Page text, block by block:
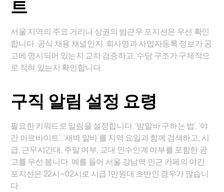
트
서울 지역의 주요 거리나 상권의 밤근무 포지션은 우선 확인
합니다. 공식 채용 채널인지, 회사명과 사업자등록 정보가 공
고에 명시되어 있는지 교차 검증하고, 수당 구조가 구체적으
로 적혀 있는지 확인합니다.
구직 알림 설정 요령
필요한 키워드로 알림을 설정합니다. ‘밤알바 구하는 법’, ‘야
간 아르바이트’, ‘새벽 알바’를 지역·요일과 함께 검색하고, 시
급, 근무시간대, 주말 여부, 교대 인수인계 여부를 포함한 공
고를 우선 봅니다. 예를 들어 서울 강남역 인근 카페의 야간
포지션은 22시~02시로 시급 1만원대 초반인 경우가 많습니
다.